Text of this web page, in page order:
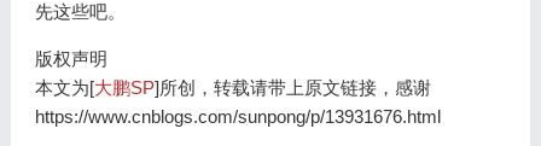
先这些吧。
版权声明
本文为[大鹏SP]所创，转载请带上原文链接，感谢
https://www.cnblogs.com/sunpong/p/13931676.html